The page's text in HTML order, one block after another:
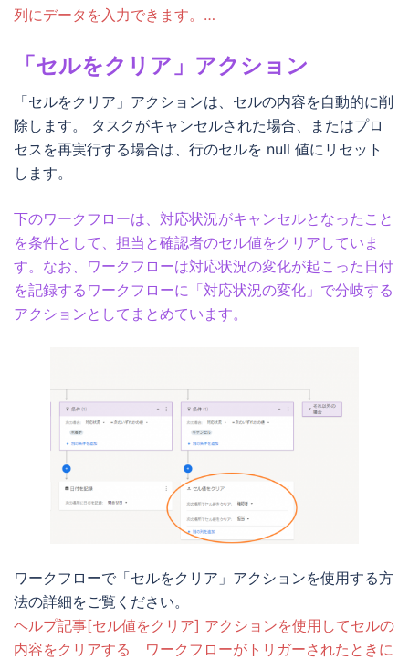
列にデータを入力できます。…
「セルをクリア」アクション
「セルをクリア」アクションは、セルの内容を自動的に削
除します。 タスクがキャンセルされた場合、またはプロ
セスを再実行する場合は、行のセルを null 値にリセット
します。
下のワークフローは、対応状況がキャンセルとなったこと
を条件として、担当と確認者のセル値をクリアしていま
す。なお、ワークフローは対応状況の変化が起こった日付
を記録するワークフローに「対応状況の変化」で分岐する
アクションとしてまとめています。
ワークフローで「セルをクリア」アクションを使用する方
法の詳細をご覧ください。
ヘルプ記事[セル値をクリア] アクションを使用してセルの
内容をクリアする ワークフローがトリガーされたときに